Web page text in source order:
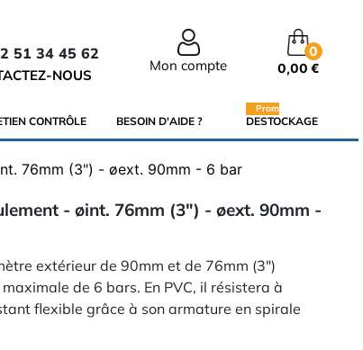
51 34 45 62
NOUS
Mon compte
0
0,00 €
CONTRÔLE BESOIN D'AIDE ? DESTOCKAGE
Promo
76mm (3") - øext. 90mm - 6 bar
- øint. 76mm (3") - øext. 90mm -
extérieur de 90mm et de 76mm (3")
de 6 bars. En PVC, il résistera à
flexible grâce à son armature en spirale